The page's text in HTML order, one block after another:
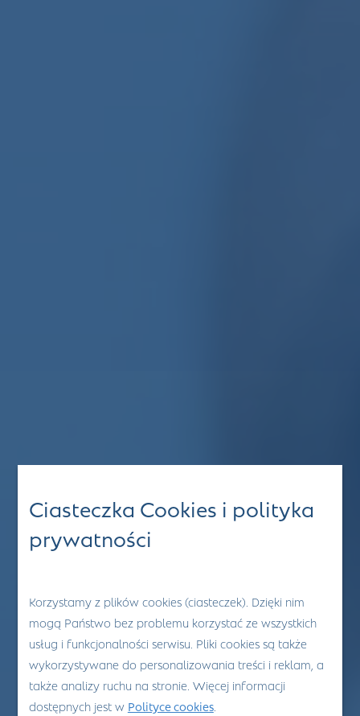
Ciasteczka Cookies i polityka
prywatności
Korzystamy z plików cookies (ciasteczek). Dzięki nim
mogą Państwo bez problemu korzystać ze wszystkich
usług i funkcjonalności serwisu. Pliki cookies są także
wykorzystywane do personalizowania treści i reklam, a
także analizy ruchu na stronie. Więcej informacji
dostępnych jest w Polityce cookies.